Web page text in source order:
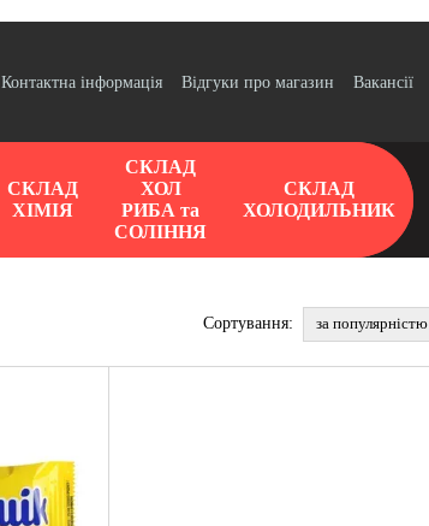
Контактна інформація Відгуки про магазин Вакансії
СКЛАД
ХІМІЯ
СКЛАД
ХОЛ
РИБА та
СОЛІННЯ
СКЛАД
ХОЛОДИЛЬНИК
Сортування: за популярністю